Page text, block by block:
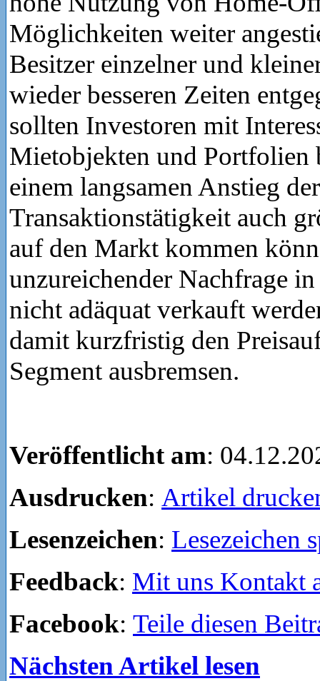
Möglichkeiten weiter
Besitzer einzelner und
wieder besseren Zeiten
sollten Investoren mit
Mietobjekten und Portfolien
einem langsamen Anstieg der
Transaktionstätigkeit auch
auf den Markt kommen
unzureichender Nachfrage
nicht adäquat verkauft
damit kurzfristig den
Segment ausbremsen.
Veröffentlicht am:
Ausdrucken: Artikel
Lesenzeichen: Lesezeichen
Feedback: Mit uns Kontakt
Facebook: Teile diesen
Nächsten Artikel lesen